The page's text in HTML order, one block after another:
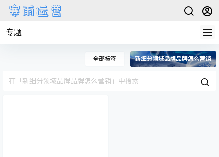
专题
全部标签 新细分领域品牌品牌怎么营销